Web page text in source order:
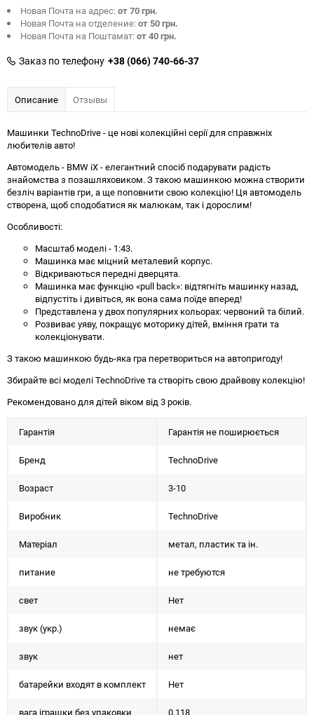
Новая Почта на адрес:от 70 грн.
Новая Почта на отделение:от 50 грн.
Новая Почта на Поштамат:от 40 грн.
Заказ по телефону +38 (066) 740-66-37
Описание Отзывы
Машинки TechnoDrive - це нові колекційні серії для справжніх
любителів авто!
Автомодель - BMW іX - елегантний спосіб подарувати радість
знайомства з позашляховиком. З такою машинкою можна створити
безліч варіантів гри, а ще поповнити свою колекцію! Ця автомодель
створена, щоб сподобатися як малюкам, так і дорослим!
Особливості:
Масштаб моделі - 1:43.
Машинка має міцний металевий корпус.
Відкриваються передні дверцята.
Машинка має функцію «pull back»: відтягніть машинку назад,
відпустіть і дивіться, як вона сама поїде вперед!
Представлена у двох популярних кольорах: червоний та білий.
Розвиває уяву, покращує моторику дітей, вміння грати та
колекціонувати.
З такою машинкою будь-яка гра перетвориться на автопригоду!
Збирайте всі моделі TechnoDrive та створіть свою драйвову колекцію!
Рекомендовано для дітей віком від 3 років.
Гарантія Гарантія не поширюється
Бренд TechnoDrive
Возраст 3-10
Виробник TechnoDrive
Матеріал метал, пластик та ін.
питание не требуются
свет Нет
звук (укр.) немає
звук нет
батарейки входят в комплект Нет
вага іграшки без упаковки 0,118